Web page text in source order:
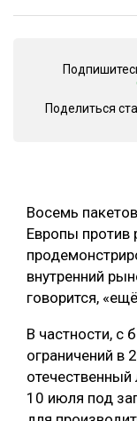
Восемь
Европы против
внутренний
говорится,
В частности, с
ограничений в
10 июля под
Поделиться